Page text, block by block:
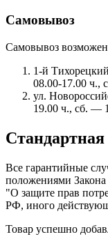
Самовывоз
Самовывоз
1-й
08.00-17.00 ч.,
ул.
19.00 ч., сб. —
Все гарантийные
положениями
"О защите прав
РФ, иного
Товар успешно